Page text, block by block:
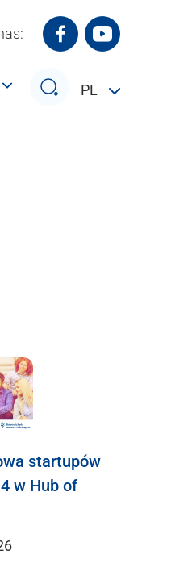
Białostocki Park
Białostocki
Szukaj
PL
startupów
w Hub of